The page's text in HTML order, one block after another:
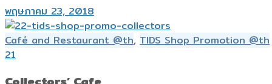
พฤษภาคม 23, 2018
Café and Restaurant @th, TIDS Shop Promotion @th
21